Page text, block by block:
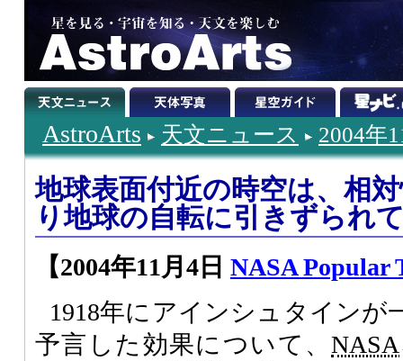
AstroArts 天文ニュース 2004年
地球表面付近の時空は、相
り地球の自転に引きずられ
【2004年11月4日 NASA Popular
1918年にアインシュタインが
予言した効果について、NASA